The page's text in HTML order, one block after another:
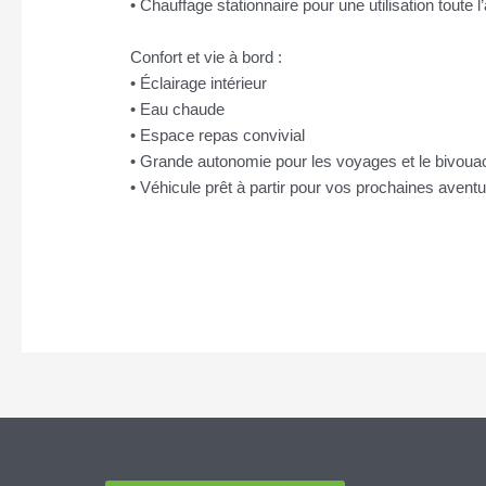
• Chauffage stationnaire pour une utilisation toute
Confort et vie à bord :
• Éclairage intérieur
• Eau chaude
• Espace repas convivial
• Grande autonomie pour les voyages et le
• Véhicule prêt à partir pour vos prochaines